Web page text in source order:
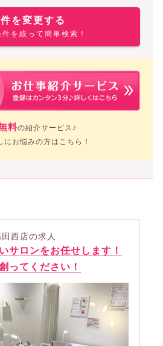
を変更する
を絞って簡単検索！
料の紹介サービス♪
にお悩みの方はこちら！
西店の求人
サロンをお任せします！
ってください！